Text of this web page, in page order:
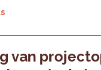
van